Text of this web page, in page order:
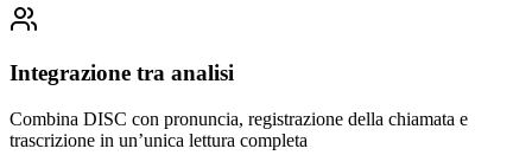
Integrazione tra analisi
Combina DISC con pronuncia, registrazione della chiamata e
trascrizione in un’unica lettura completa